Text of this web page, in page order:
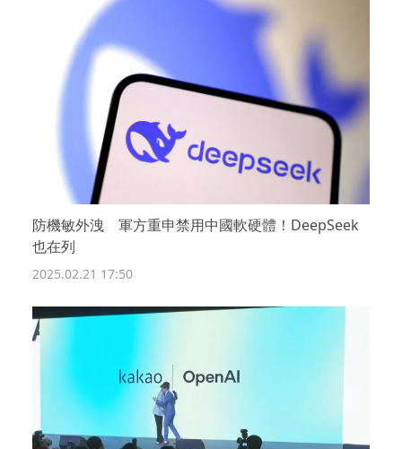
防機敏外洩 軍方重申禁用中國軟硬體！DeepSeek
也在列
2025.02.21 17:50